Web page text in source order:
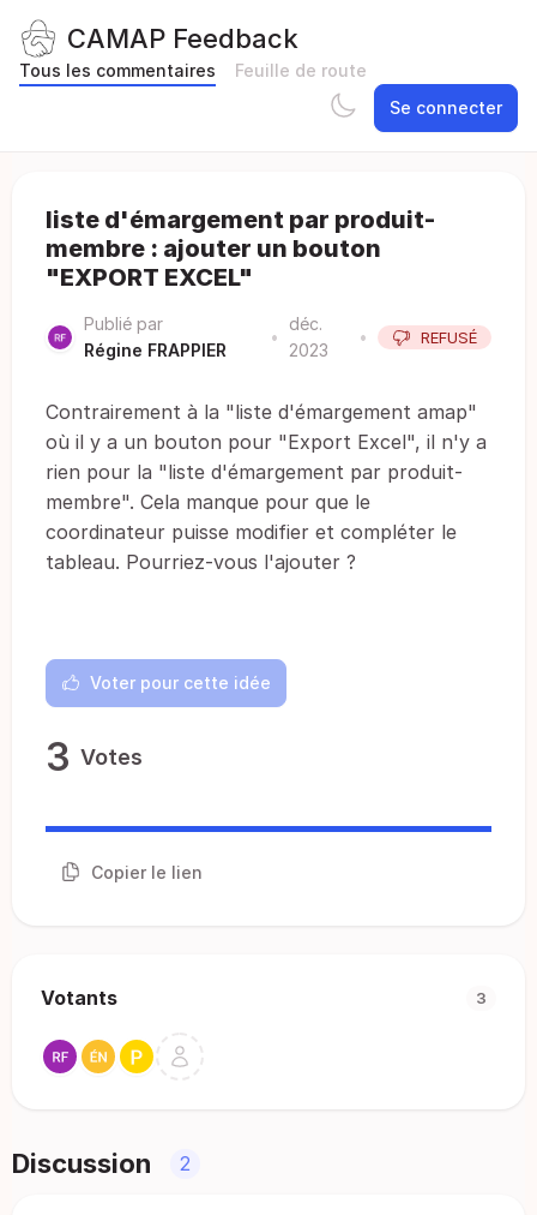
CAMAP Feedback
Tous les commentaires
Feuille de route
Se connecter
liste d'émargement par produit-
membre : ajouter un bouton
"EXPORT EXCEL"
Publié par
Régine FRAPPIER
•
déc.
2023
• REFUSÉ
Contrairement à la "liste d'émargement amap"
où il y a un bouton pour "Export Excel", il n'y a
rien pour la "liste d'émargement par produit-
membre". Cela manque pour que le
coordinateur puisse modifier et compléter le
tableau. Pourriez-vous l'ajouter ?
Voter pour cette idée
3 Votes
Copier le lien
Votants 3
Discussion 2